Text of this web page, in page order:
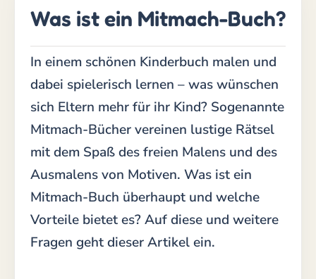
Was ist ein Mitmach-Buch?
In einem schönen Kinderbuch malen und
dabei spielerisch lernen – was wünschen
sich Eltern mehr für ihr Kind? Sogenannte
Mitmach-Bücher vereinen lustige Rätsel
mit dem Spaß des freien Malens und des
Ausmalens von Motiven. Was ist ein
Mitmach-Buch überhaupt und welche
Vorteile bietet es? Auf diese und weitere
Fragen geht dieser Artikel ein.